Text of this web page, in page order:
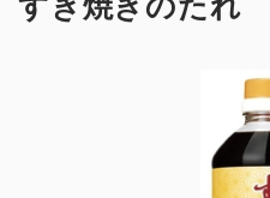
すき焼きのたれ